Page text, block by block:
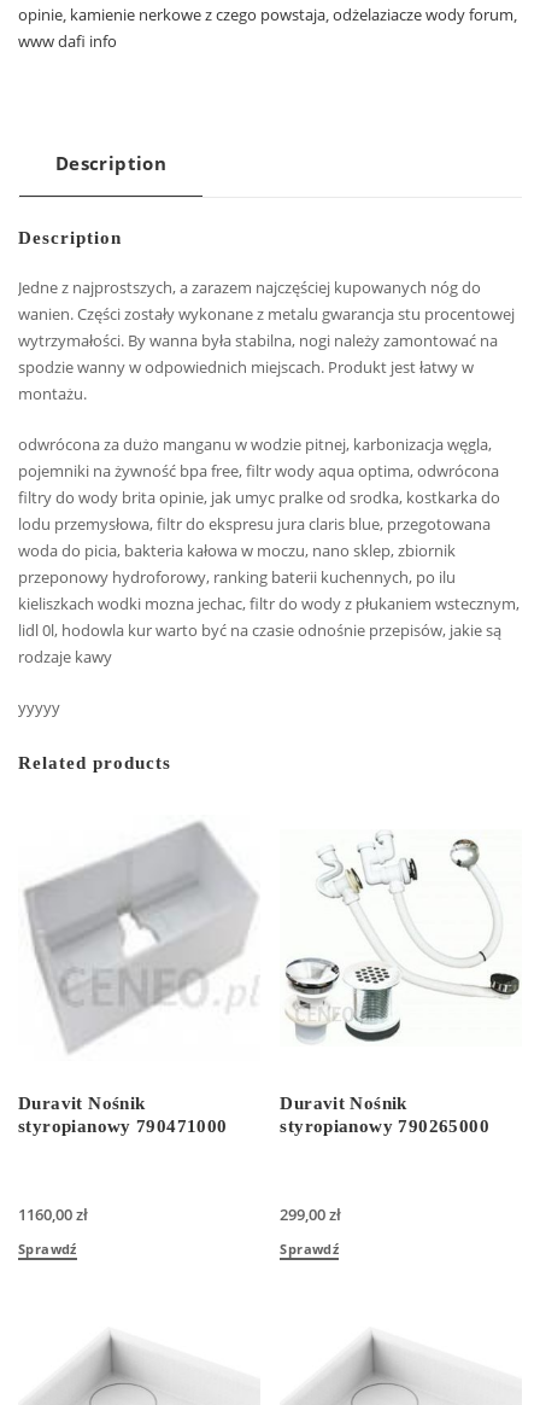
opinie, kamienie nerkowe z czego powstaja,odżelaziacze wody forum,
www dafi info
Description
Description
Jedne z najprostszych, a zarazem najczęściej kupowanych nóg do
wanien. Części zostały wykonane z metalu gwarancja stu procentowej
wytrzymałości. By wanna była stabilna, nogi należy zamontować na
spodzie wanny w odpowiednich miejscach. Produkt jest łatwy w
montażu.
odwrócona za dużo manganu w wodzie pitnej, karbonizacja węgla,
pojemniki na żywność bpa free, filtr wody aqua optima, odwrócona
filtry do wody brita opinie, jak umyc pralke od srodka, kostkarka do
lodu przemysłowa, filtr do ekspresu jura claris blue, przegotowana
woda do picia, bakteria kałowa w moczu, nano sklep, zbiornik
przeponowy hydroforowy, ranking baterii kuchennych, po ilu
kieliszkach wodki mozna jechac, filtr do wody z płukaniem wstecznym,
lidl 0l, hodowla kur warto być na czasie odnośnie przepisów, jakie są
rodzaje kawy
yyyyy
Related products
Duravit Nośnik
styropianowy 790471000
1160,00zł
Sprawdź
Duravit Nośnik
styropianowy 790265000
299,00zł
Sprawdź